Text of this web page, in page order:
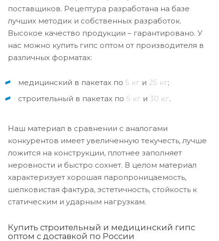
поставщиков. Рецептура разработана на базе
лучших методик и собственных разработок.
Высокое качество продукции – гарантировано. У
нас можно купить гипс оптом от производителя в
различных форматах:
медицинский в пакетах по 5 кг и 25 кг;
строительный в пакетах по 5 кг и 30 кг.
Наш материал в сравнении с аналогами
конкурентов имеет увеличенную текучесть, лучше
ложится на конструкции, плотнее заполняет
неровности и быстро сохнет. В целом материал
характеризует хорошая паропроницаемость,
шелковистая фактура, эстетичность, стойкость к
статическим и ударным нагрузкам.
Купить строительный и медицинский гипс
оптом с доставкой по России